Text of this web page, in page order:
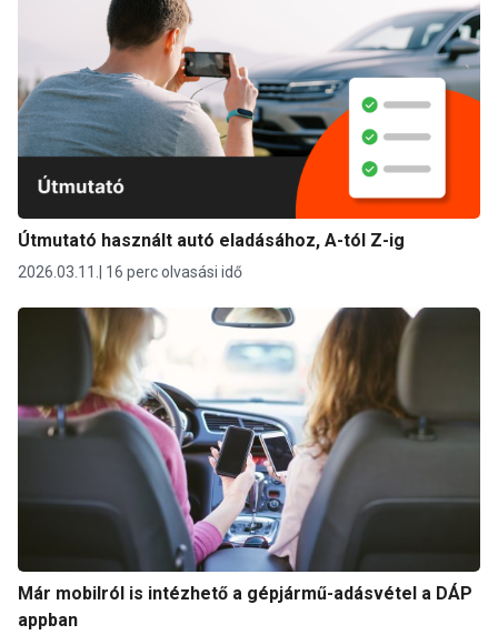
Útmutató használt autó eladásához, A-tól Z-ig
2026.03.11. 16 perc olvasási idő
Már mobilról is intézhető a gépjármű-adásvétel a DÁP
appban